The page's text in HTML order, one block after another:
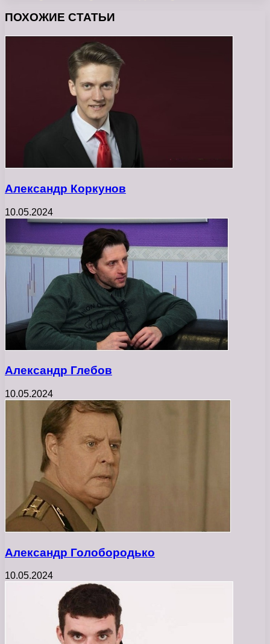
ПОХОЖИЕ СТАТЬИ
Александр Коркунов
10.05.2024
Александр Глебов
10.05.2024
Александр Голобородько
10.05.2024